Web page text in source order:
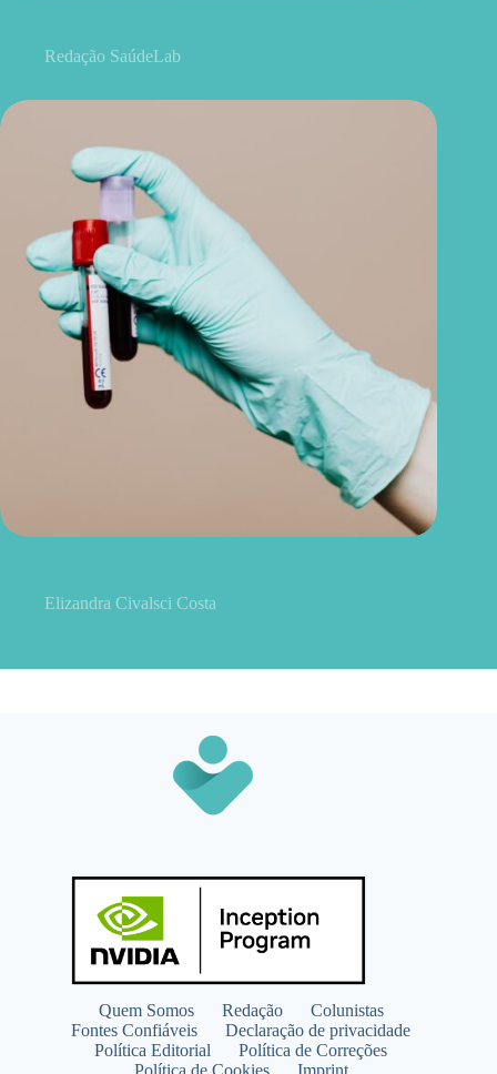
Redação SaúdeLab
Elizandra Civalsci Costa
Quem Somos Redação
Colunistas
Fontes Confiáveis
Declaração de privacidade
Política Editorial
Política de Correções
Política de Cookies
Imprint